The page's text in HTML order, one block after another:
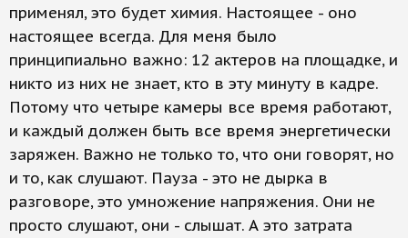
применял, это будет химия. Настоящее - оно
настоящее всегда. Для меня было
принципиально важно: 12 актеров на площадке, и
никто из них не знает, кто в эту минуту в кадре.
Потому что четыре камеры все время работают,
и каждый должен быть все время энергетически
заряжен. Важно не только то, что они говорят, но
и то, как слушают. Пауза - это не дырка в
разговоре, это умножение напряжения. Они не
просто слушают, они - слышат. А это затрата